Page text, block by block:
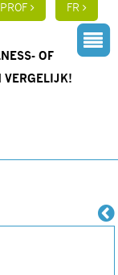
PROF FR
OF
VERGELIJK!